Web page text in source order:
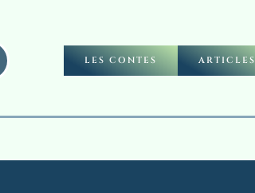
LES CONTES ARTICLES